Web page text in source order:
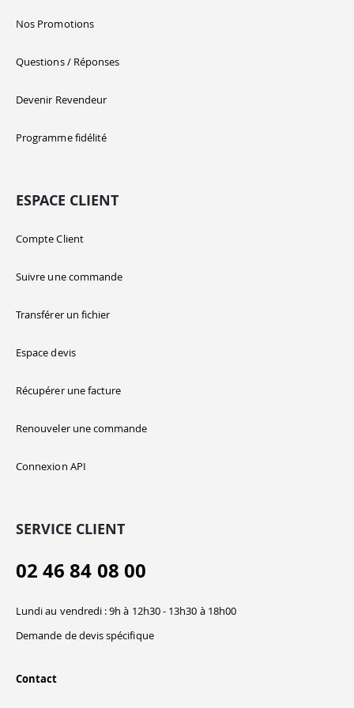
Nos Promotions
Questions / Réponses
Devenir Revendeur
Programme fidélité
ESPACE CLIENT
Compte Client
Suivre une commande
Transférer un fichier
Espace devis
Récupérer une facture
Renouveler une commande
Connexion API
SERVICE CLIENT
02 46 84 08 00
Lundi au vendredi : 9h à 12h30 - 13h30 à 18h00
Demande de devis spécifique
Contact